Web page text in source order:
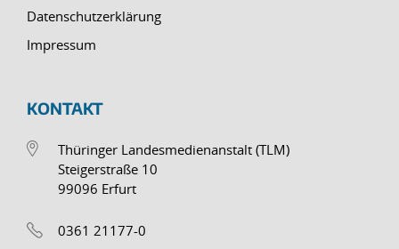
Datenschutzerklärung
Impressum
KONTAKT
Thüringer Landesmedienanstalt (TLM)
Steigerstraße 10
99096 Erfurt
0361 21177-0